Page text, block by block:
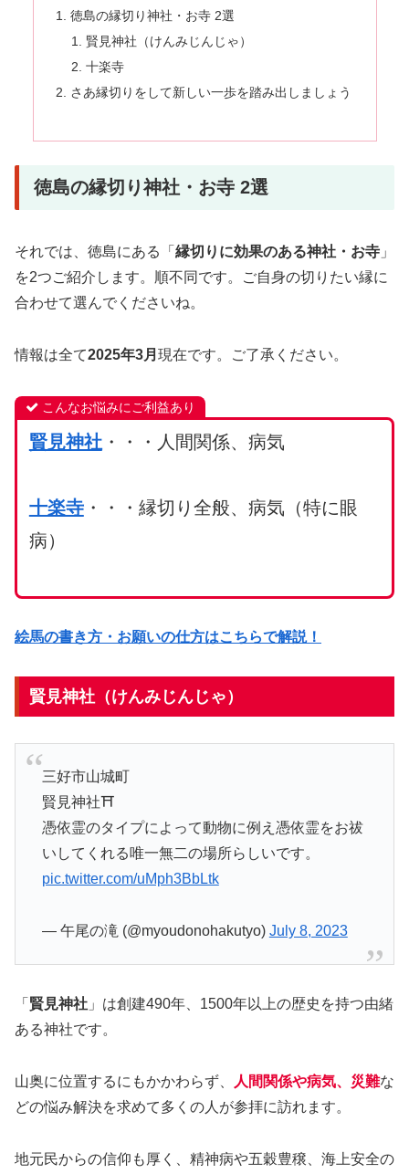
徳島の縁切り神社・お寺 2選
賢見神社（けんみじんじゃ）
十楽寺
さあ縁切りをして新しい一歩を踏み出しましょう
徳島の縁切り神社・お寺 2選
それでは、徳島にある「 縁切りに効果のある神社・お寺 」
を2つご紹介します。順不同です。ご自身の切りたい縁に
合わせて選んでくださいね。
情報は全て2025年3月 現在です。ご了承ください。
こんなお悩みにご利益あり
賢見神社・・・人間関係、病気
十楽寺・・・縁切り全般、病気（特に眼
病）
絵馬の書き方・お願いの仕方はこちらで解説！
賢見神社（けんみじんじゃ）
三好市山城町
賢見神社⛩️
憑依霊のタイプによって動物に例え憑依霊をお祓
いしてくれる唯一無二の場所らしいです。
pic.twitter.com/uMph3BbLtk
— 午尾の滝 (@myoudonohakutyo) July 8, 2023
「 賢見神社 」は創建490年、1500年以上の歴史を持つ由緒
ある神社です。
山奥に位置するにもかかわらず、 人間関係や病気、災難な
どの悩み解決を求めて多くの人が参拝に訪れます。
地元民からの信仰も厚く、精神病や五穀豊穣、海上安全の